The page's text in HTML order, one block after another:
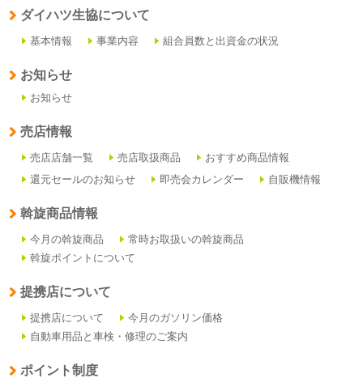
ダイハツ生協について
基本情報 事業内容 組合員数と出資金の状況
お知らせ
お知らせ
売店情報
売店店舗一覧 売店取扱商品
おすすめ商品情報
還元セールのお知らせ
即売会カレンダー 自販機情報
斡旋商品情報
今月の斡旋商品
常時お取扱いの斡旋商品
斡旋ポイントについて
提携店について
提携店について
今月のガソリン価格
自動車用品と車検・修理のご案内
ポイント制度